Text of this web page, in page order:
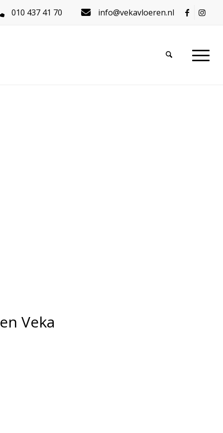
010 437 41 70 info@vekavloeren.nl
Veka